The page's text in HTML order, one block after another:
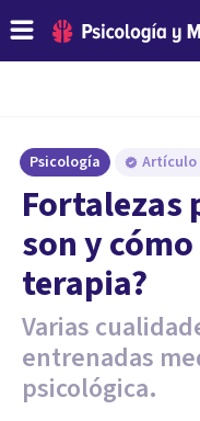
Psicología Artículo
Fortalezas
son y
terapia?
Varias
entrenadas
psicológica.